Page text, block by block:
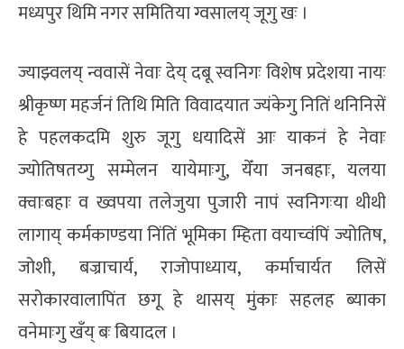
मध्यपुर थिमि नगर समितिया ग्वसालय् जूगु खः ।
ज्याझ्वलय् न्ववासें नेवाः देय् दबू स्वनिगः विशेष प्रदेशया नायः
श्रीकृष्ण महर्जनं तिथि मिति विवादयात ज्यंकेगु नितिं थनिनिसें
हे पहलकदमि शुरु जूगु धयादिसें आः याकनं हे नेवाः
ज्योतिषतय्गु सम्मेलन यायेमाःगु, येँया जनबहाः, यलया
क्वाःबहाः व ख्वपया तलेजुया पुजारी नापं स्वनिगःया थीथी
लागाय् कर्मकाण्डया निंतिं भूमिका म्हिता वयाच्वंपिं ज्योतिष,
जोशी, बज्राचार्य, राजोपाध्याय, कर्माचार्यत लिसें
सरोकारवालापिंत छगू हे थासय् मुंकाः सहलह ब्याका
वनेमाःगु खँय् बः बियादल ।